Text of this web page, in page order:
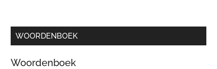
WOORDENBOEK
Woordenboek